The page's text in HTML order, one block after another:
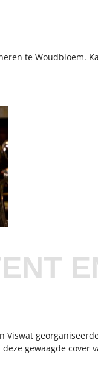
te Woudbloem.
Viswat
gewaagde cover